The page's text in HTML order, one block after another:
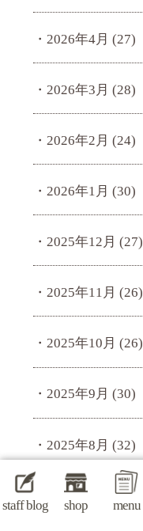
staff blog shop menu
2026年4月 (27)
2026年3月 (28)
2026年2月 (24)
2026年1月 (30)
2025年12月 (27)
2025年11月 (26)
2025年10月 (26)
2025年9月 (30)
2025年8月 (32)
2025年7月 (34)